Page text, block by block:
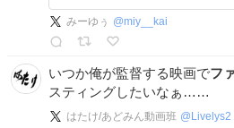
ネゴジュウ
x.com/
みーゆぅ @miy__kai
いつか俺が監督する映画でフ
スティングしたいなぁ……
はたけ/あどみん動画班 @ Livelys2